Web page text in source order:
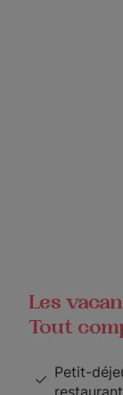
Les
Tout
Petit-